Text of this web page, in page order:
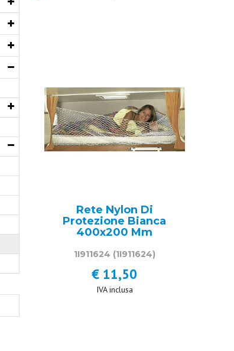
Rete Nylon Di
Protezione Bianca
400x200 Mm
1I911624 (1I911624)
€ 11,50
IVA inclusa